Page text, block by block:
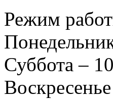
Режим
Суббота –